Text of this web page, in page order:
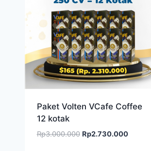
Paket Volten VCafe Coffee
12 kotak
Rp3.000.000 Harga
Rp2.730.000Harga